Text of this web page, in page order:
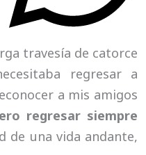
travesía de catorce
regresar a
a mis amigos
regresar siempre
de una vida andante,